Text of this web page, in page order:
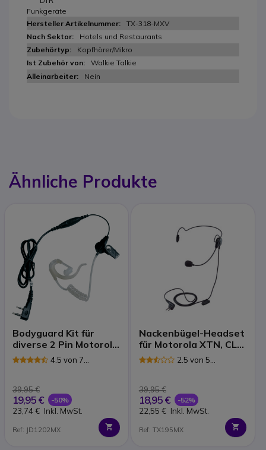
Funkgeräte
TX-318-MXV
Hotels und Restaurants
Kopfhörer/Mikro
Walkie Talkie
Nein
Ähnliche Produkte
Bodyguard Kit für
diverse 2 Pin Motorola
Funkgeräte4.5 von 7
39,95 €
19,95 € -50%
23,74 € Inkl. MwSt.
Ref: JD1202MX
Nackenbügel-Headset
für Motorola XTN, CLS
& DTR Funkgeräte
2.5 von 5
39,95 €
18,95 € -52%
22,55 € Inkl. MwSt.
Ref: TX195MX